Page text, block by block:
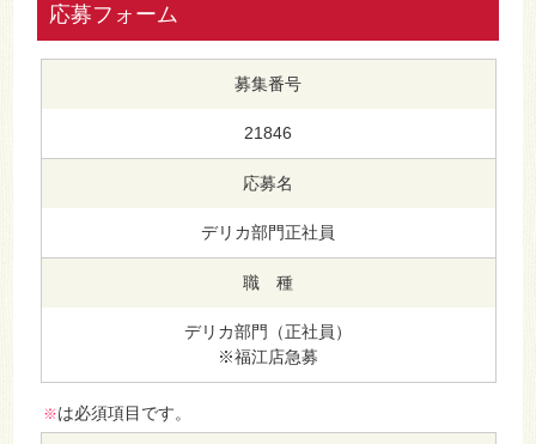
応募フォーム
募集番号
21846
応募名
デリカ部門正社員
職 種
デリカ部門（正社員）
※福江店急募
※は必須項目です。